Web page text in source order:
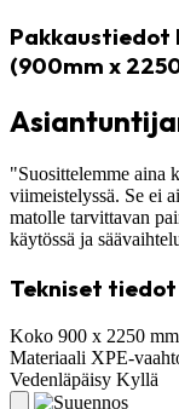
Pakkaustiedot
(900mm x
"Suosittelemme aina
viimeistelyssä. Se ei
matolle tarvittavan
käytössä ja
Tekniset tiedot
Koko 900 x 2250 mm
Materiaali XPE-
Vedenläpäisy Kyllä